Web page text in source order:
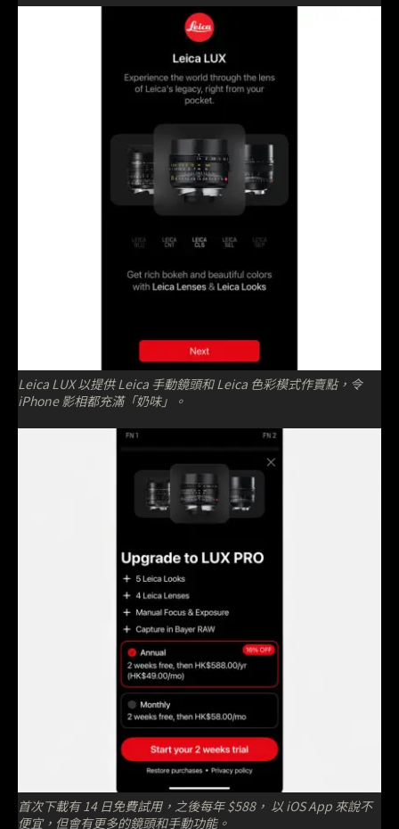
Leica LUX 以提供 Leica 手動鏡頭和 Leica 色彩模式作賣點，令
iPhone 影相都充滿「奶味」。
首次下載有 14 日免費試用，之後每年 $588， 以 iOS App 來說不
便宜，但會有更多的鏡頭和手動功能。